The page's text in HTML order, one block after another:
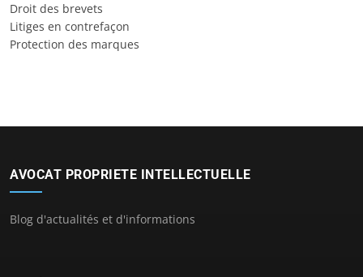
Droit des brevets
Litiges en contrefaçon
Protection des marques
AVOCAT PROPRIETE INTELLECTUELLE
Blog d'actualités et d'informations